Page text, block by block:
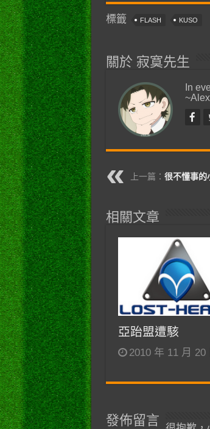
標籤 FLASH KUSO
關於 寂寞先生
In
上一篇： 很不懂事的
相關文章
亞跆盟遭駭
2010 年 11 月 20
發佈留言